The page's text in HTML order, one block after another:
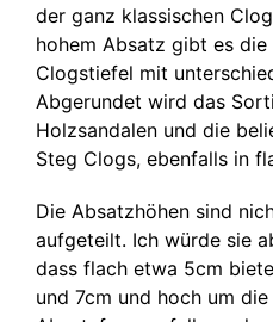
der ganz klassischen
hohem Absatz gibt es
Clogstiefel mit
Abgerundet wird das
Holzsandalen und die
Steg Clogs, ebenfalls in
Die Absatzhöhen sind
aufgeteilt. Ich würde sie
dass flach etwa 5cm
und 7cm und hoch um